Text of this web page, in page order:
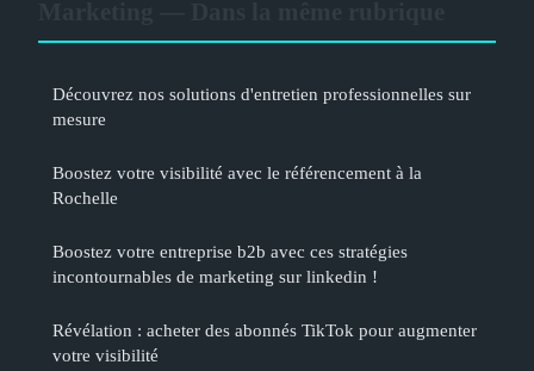
Découvrez nos solutions d'entretien professionnelles sur
mesure
Boostez votre visibilité avec le référencement à la
Rochelle
Boostez votre entreprise b2b avec ces stratégies
incontournables de marketing sur linkedin !
Révélation : acheter des abonnés TikTok pour augmenter
votre visibilité